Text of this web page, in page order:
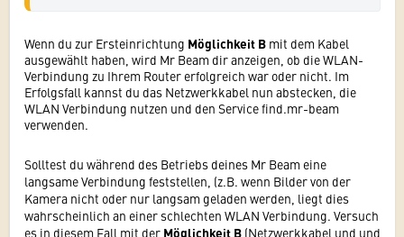
Wenn du zur Ersteinrichtung Möglichkeit B mit dem Kabel
ausgewählt haben, wird Mr Beam dir anzeigen, ob die WLAN-
Verbindung zu Ihrem Router erfolgreich war oder nicht. Im
Erfolgsfall kannst du das Netzwerkkabel nun abstecken, die
WLAN Verbindung nutzen und den Service find.mr-beam
verwenden.
Solltest du während des Betriebs deines Mr Beam eine
langsame Verbindung feststellen, (z.B. wenn Bilder von der
Kamera nicht oder nur langsam geladen werden, liegt dies
wahrscheinlich an einer schlechten WLAN Verbindung. Versuch
es in diesem Fall mit der Möglichkeit B (Netzwerkkabel und und